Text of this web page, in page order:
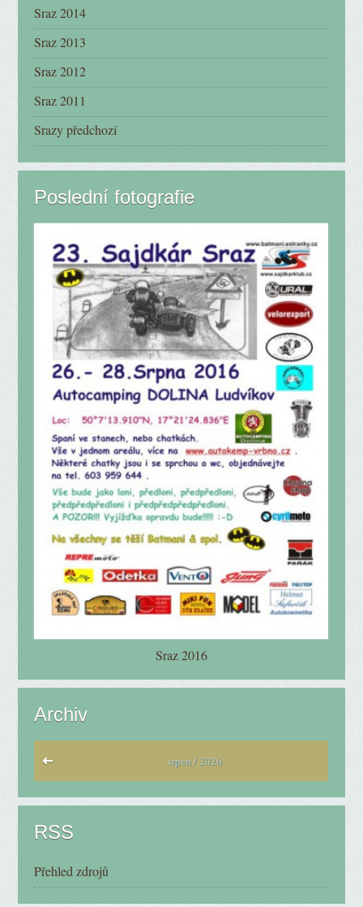
Sraz 2014
Sraz 2013
Sraz 2012
Sraz 2011
Srazy předchozí
Poslední fotografie
Sraz 2016
Archiv
srpen / 2026
RSS
Přehled zdrojů